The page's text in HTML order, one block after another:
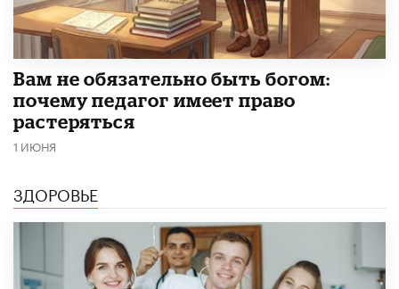
​Вам не обязательно быть богом:
почему педагог имеет право
растеряться
1 ИЮНЯ
ЗДОРОВЬЕ